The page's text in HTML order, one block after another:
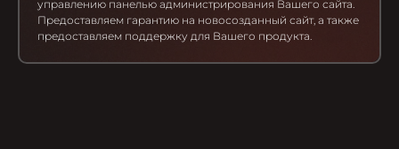
управлению панелью администрирования Вашего сайта.
Предоставляем гарантию на новосозданный сайт, а также
предоставляем поддержку для Вашего продукта.